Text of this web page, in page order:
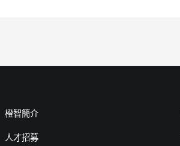
橙智簡介
人才招募